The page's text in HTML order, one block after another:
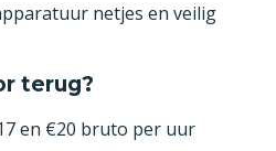
netjes en veilig
terug?
en €20 bruto per uur